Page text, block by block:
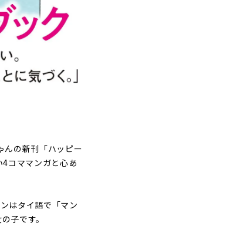
んの新刊「ハッピー
コママンガと心あ
はタイ語で「マン
子です。